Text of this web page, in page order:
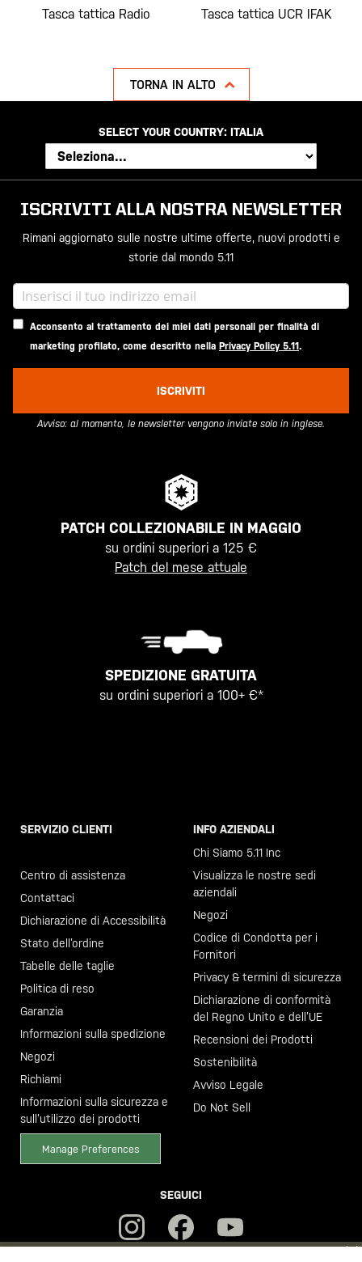
Tasca tattica Radio
Tasca tattica UCR IFAK
TORNA IN ALTO
SELECT YOUR COUNTRY: ITALIA
ISCRIVITI ALLA NOSTRA NEWSLETTER
Rimani aggiornato sulle nostre ultime offerte, nuovi prodotti e
storie dal mondo 5.11
Acconsento al trattamento dei miei dati personali per finalità di
marketing profilato, come descritto nella Privacy Policy 5.11.
ISCRIVITI
Avviso: al momento, le newsletter vengono inviate solo in inglese.
PATCH COLLEZIONABILE IN MAGGIO
su ordini superiori a 125 €
Patch del mese attuale
SPEDIZIONE GRATUITA
su ordini superiori a 100+ €*
SERVIZIO CLIENTI
Centro di assistenza
Contattaci
Dichiarazione di Accessibilità
Stato dell’ordine
Tabelle delle taglie
Politica di reso
Garanzia
Informazioni sulla spedizione
Negozi
Richiami
Informazioni sulla sicurezza e
sull’utilizzo dei prodotti
Manage Preferences
INFO AZIENDALI
Chi Siamo 5.11 Inc
Visualizza le nostre sedi
aziendali
Negozi
Codice di Condotta per i
Fornitori
Privacy & termini di sicurezza
Dichiarazione di conformità
del Regno Unito e dell’UE
Recensioni dei Prodotti
Sostenibilità
Avviso Legale
Do Not Sell
SEGUICI